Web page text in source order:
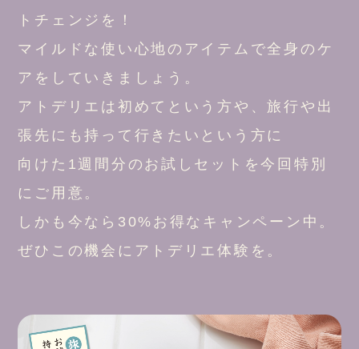
トチェンジを！
マイルドな使い心地のアイテムで全身のケ
アをしていきましょう。
アトデリエは初めてという方や、旅行や出
張先にも持って行きたいという方に
向けた1週間分のお試しセットを今回特別
にご用意。
しかも今なら30%お得なキャンペーン中。
ぜひこの機会にアトデリエ体験を。